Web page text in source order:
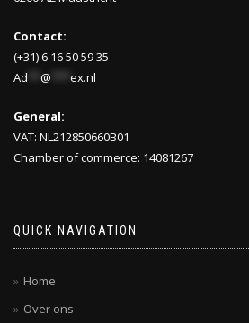
Contact:
(+31) 6 16 50 59 35
Ad
@ ex.nl
General:
VAT: NL212850660B01
Chamber of commerce: 14081267
QUICK NAVIGATION
Home
Over ons